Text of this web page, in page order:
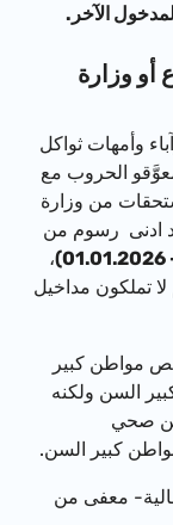
الآخر.
وزارة
وأمهات ثواكل
الحروب مع
من وزارة
ادنى رسوم من
،
مداخيل
كبير
السن ولكنه
صحي
كبير السن.
معفى من